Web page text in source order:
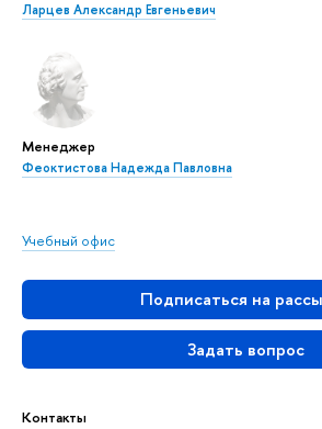
Ларцев Александр Евгеньевич
Менеджер
Феоктистова Надежда Павловна
Учебный офис
Подписаться на
Задать вопрос
Контакты